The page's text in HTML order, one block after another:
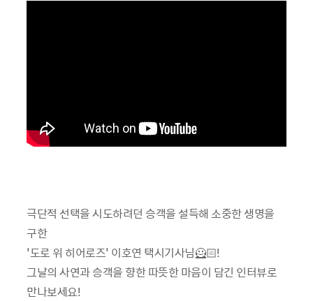
극단적 선택을 시도하려던 승객을 설득해 소중한 생명을
구한
'도로 위 히어로즈' 이호연 택시기사님🦸🏻!
그날의 사연과 승객을 향한 따뜻한 마음이 담긴 인터뷰로
만나보세요!